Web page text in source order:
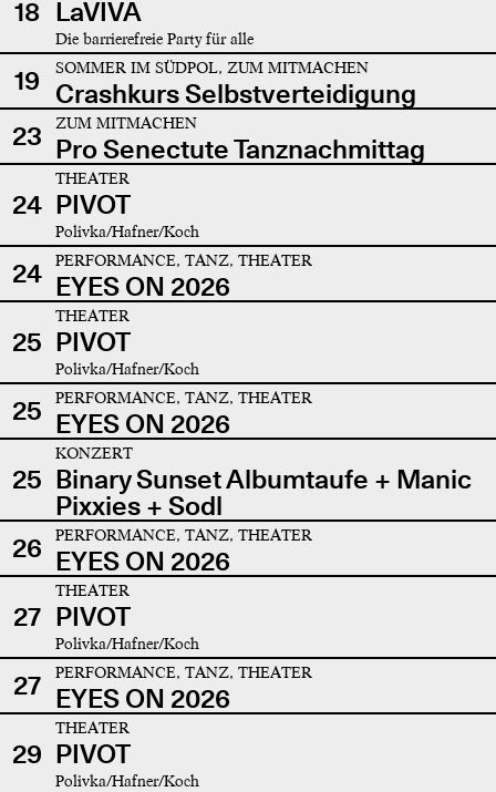
18 LaVIVA
Die barrierefreie Party für alle
19 SOMMER IM SÜDPOL, ZUM MITMACHEN
Crashkurs Selbstverteidigung
23
ZUM MITMACHEN
Pro Senectute Tanznachmittag
24
THEATER
PIVOT
Polivka/Hafner/Koch
24 PERFORMANCE, TANZ, THEATER
EYES ON 2026
25
THEATER
PIVOT
Polivka/Hafner/Koch
25 PERFORMANCE, TANZ, THEATER
EYES ON 2026
25
KONZERT
Binary Sunset Albumtaufe + Manic
Pixxies + Sodl
26
PERFORMANCE, TANZ, THEATER
EYES ON 2026
27
THEATER
PIVOT
Polivka/Hafner/Koch
27 PERFORMANCE, TANZ, THEATER
EYES ON 2026
29
THEATER
PIVOT
Polivka/Hafner/Koch